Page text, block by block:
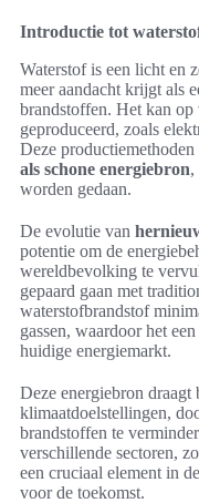
Introductie tot
Waterstof is een licht en
meer aandacht krijgt als
brandstoffen. Het kan
geproduceerd, zoals
Deze
als schone energiebron,
worden gedaan.
De evolutie van
potentie om de
wereldbevolking te
gepaard gaan met
waterstofbrandstof
gassen, waardoor het
huidige energiemarkt.
Deze energiebron draagt
klimaatdoelstellingen,
brandstoffen te
verschillende sectoren,
een cruciaal element in
voor de toekomst.